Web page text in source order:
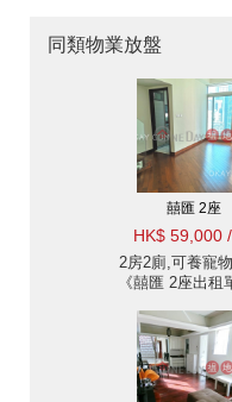
同類物業放盤
囍匯 2座
HK$ 59,000
2房2廁,可養寵
《囍匯 2座出租